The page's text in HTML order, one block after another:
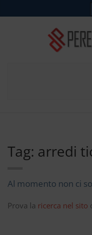
Tag: arredi
Al momento non ci
Prova la ricerca nel sito